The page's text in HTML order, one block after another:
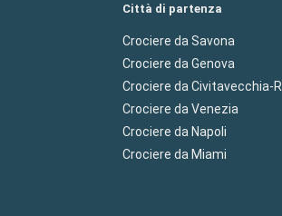
Città di partenza
Crociere da Savona
Crociere da Genova
Crociere da Civitavecchia-
Crociere da Venezia
Crociere da Napoli
Crociere da Miami